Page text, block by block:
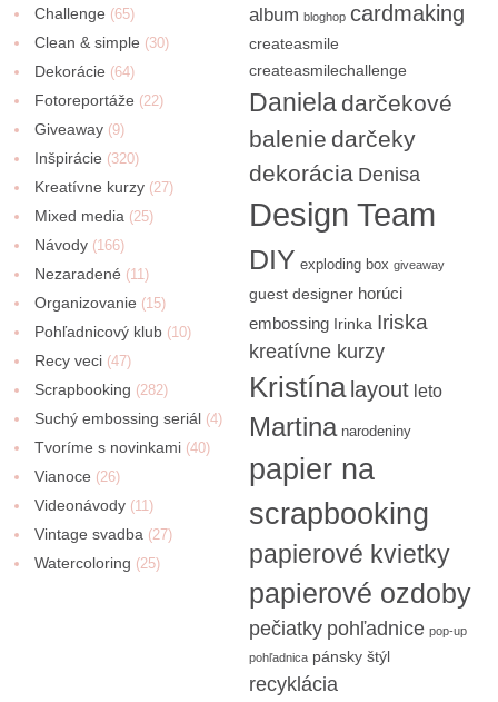
Challenge (65)
Clean & simple (30)
Dekorácie (64)
Fotoreportáže (22)
Giveaway (9)
Inšpirácie (320)
Kreatívne kurzy (27)
Mixed media (25)
Návody (166)
Nezaradené (11)
Organizovanie (15)
Pohľadnicový klub (10)
Recy veci (47)
Scrapbooking (282)
Suchý embossing seriál (4)
Tvoríme s novinkami (40)
Vianoce (26)
Videonávody (11)
Vintage svadba (27)
Watercoloring (25)
album bloghop cardmaking
createasmile
createasmilechallenge
Daniela darčekové
balenie darčeky
dekorácia Denisa
Design Team
DIY exploding box giveaway
guest designer horúci
embossing Irinka Iriska
kreatívne kurzy
Kristína layout leto
Martina narodeniny
papier na
scrapbooking
papierové kvietky
papierové ozdoby
pečiatky pohľadnice pop-up
pohľadnica pánsky štýl
recyklácia